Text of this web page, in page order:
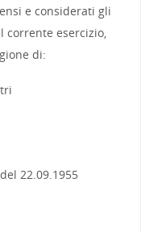
e considerati gli
corrente esercizio,
di:
22.09.1955